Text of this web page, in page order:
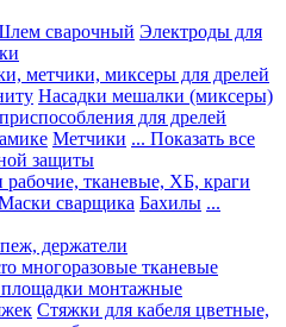
сварочный Электроды для
метчики, миксеры для дрелей
Насадки мешалки (миксеры)
для дрелей
Метчики ... Показать все
защиты
рабочие, тканевые, ХБ, краги
сварщика Бахилы ...
держатели
многоразовые тканевые
монтажные
Стяжки для кабеля цветные,